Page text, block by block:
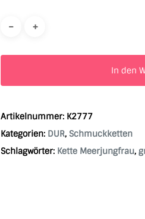
In den
Artikelnummer: K2777
Kategorien: DUR, Schmuckketten
Schlagwörter: Kette Meerjungfrau,